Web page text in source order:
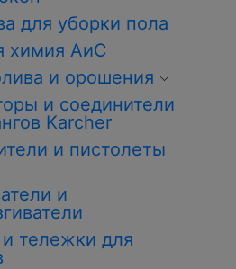
для уборки пола
химия АиС
и орошения
и соединители
Karcher
и пистолеты
и
тележки для